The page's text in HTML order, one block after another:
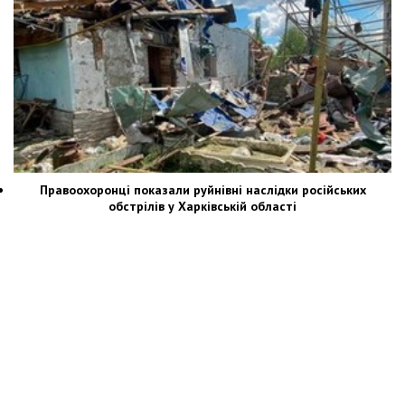
Правоохоронці показали руйнівні наслідки російських
обстрілів у Харківській області